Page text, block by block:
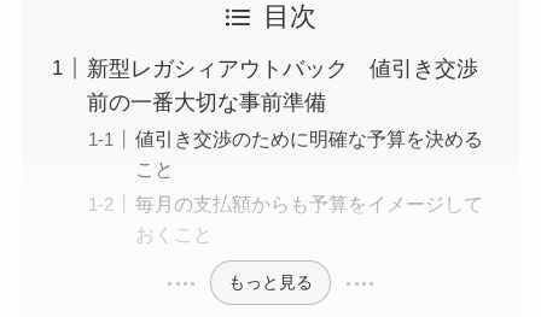
目次
新型レガシィアウトバック 値引き交渉
前の一番大切な事前準備
値引き交渉のために明確な予算を決める
こと
毎月の支払額からも予算をイメージして
おくこと
もっと見る